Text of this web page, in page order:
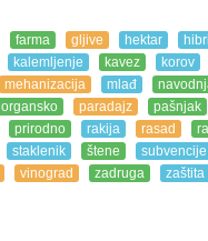
farma gljive hektar
kalemljenje kavez korov
mehanizacija mlađ
organsko paradajz pašnjak
prirodno rakija rasad
staklenik štene subvencije
vinograd zadruga zaštita